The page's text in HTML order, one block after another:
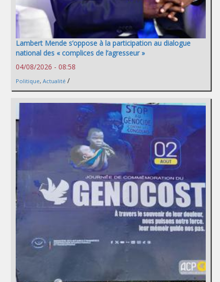
Lambert Mende s’oppose à la participation au dialogue
national des « complices de l’agresseur »
04/08/2026 - 08:58
Politique, Actualité /